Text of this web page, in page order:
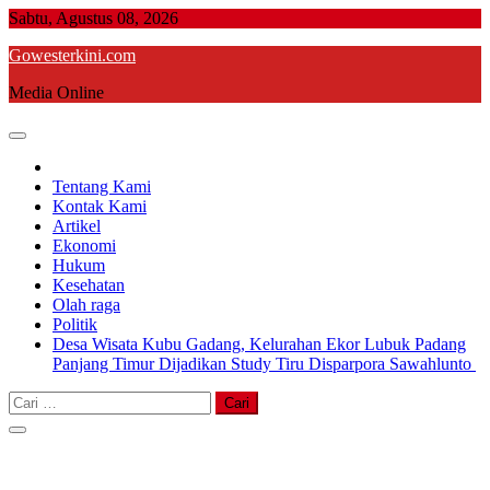
Skip
content
Sabtu, Agustus 08, 2026
Gowesterkini.com
Media Online
Tentang Kami
Kontak Kami
Artikel
Ekonomi
Hukum
Kesehatan
Olah raga
Politik
Desa Wisata Kubu Gadang, Kelurahan Ekor Lubuk Padang
Panjang Timur Dijadikan Study Tiru Disparpora Sawahlunto
Cari
untuk: